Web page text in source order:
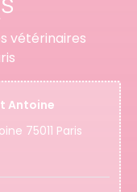
vétérinaires
Antoine
75011 Paris